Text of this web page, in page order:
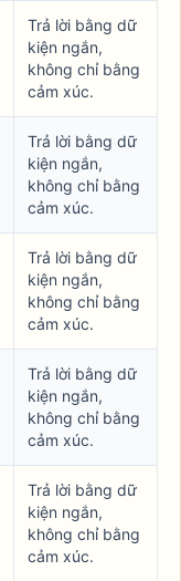
Trả lời bằng dữ
kiện ngắn,
không chỉ bằng
cảm xúc.
Trả lời bằng dữ
kiện ngắn,
không chỉ bằng
cảm xúc.
Trả lời bằng dữ
kiện ngắn,
không chỉ bằng
cảm xúc.
Trả lời bằng dữ
kiện ngắn,
không chỉ bằng
cảm xúc.
Trả lời bằng dữ
kiện ngắn,
không chỉ bằng
cảm xúc.